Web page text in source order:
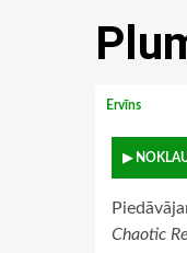
Ervīns
▶
Chaotic